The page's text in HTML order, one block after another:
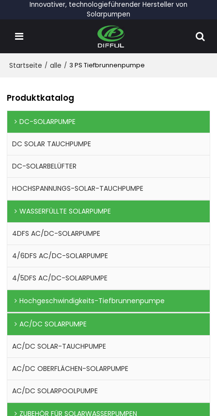
Innovativer, technologieführender Hersteller von
Solarpumpen
Startseite / alle / 3 PS Tiefbrunnenpumpe
Produktkatalog
DC-SOLARPUMPE
DC SOLAR TAUCHPUMPE
DC-SOLARBELÜFTER
HOCHSPANNUNGS-SOLAR-TAUCHPUMPE
WASSERFÜLLTE SOLARPUMPE
4DFS AC/DC-SOLARPUMPE
4/6DFS AC/DC-SOLARPUMPE
4/5DFS AC/DC-SOLARPUMPE
Hochgeschwindigkeits-Tiefbrunnenpumpe
AC/DC SOLARPUMPE
AC/DC SOLAR-TAUCHPUMPE
AC/DC OBERFLÄCHEN-SOLARPUMPE
AC/DC SOLARPOOLPUMPE
ZUBEHÖR FÜR SOLARWASSERPUMPEN